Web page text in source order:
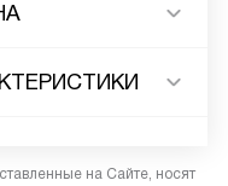
на Сайте, носят